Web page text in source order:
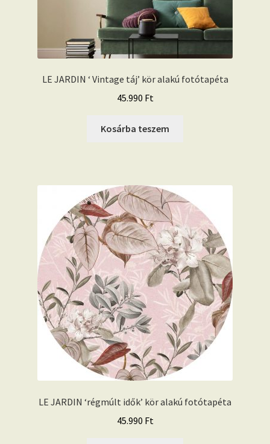
LE JARDIN ‘ Vintage táj’ kör alakú fotótapéta
45.990 Ft
Kosárba teszem
LE JARDIN ‘régmúlt idők’ kör alakú fotótapéta
45.990 Ft